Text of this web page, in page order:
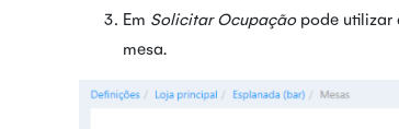
Em Solicitar Ocupaçãopode utilizar
mesa.